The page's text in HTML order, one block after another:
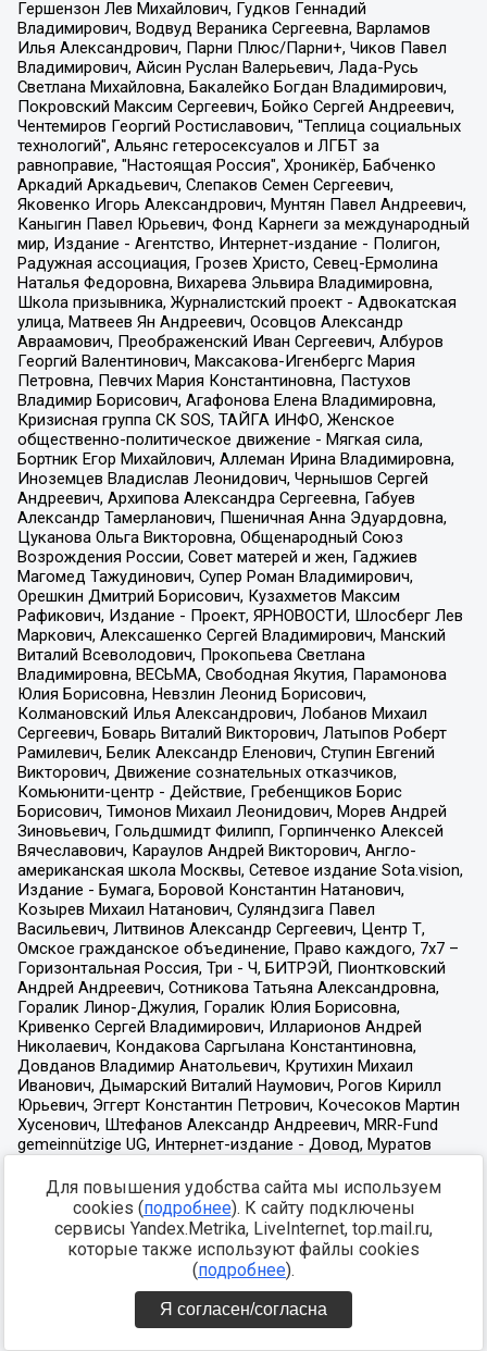
Для повышения удобства сайта мы используем
cookies (подробнее). К сайту подключены
сервисы Yandex.Metrika, LiveInternet, top.mail.ru,
которые также используют файлы cookies
(подробнее).
Я согласен/согласна